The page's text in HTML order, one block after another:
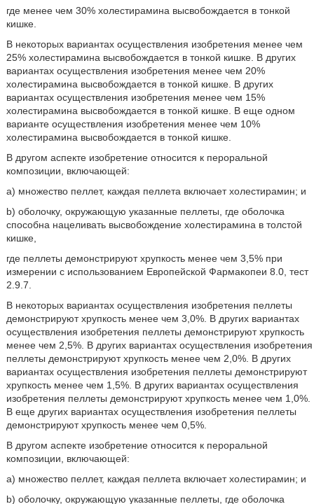
где менее чем 30% холестирамина высвобождается в тонкой
кишке.
В некоторых вариантах осуществления изобретения менее чем
25% холестирамина высвобождается в тонкой кишке. В других
вариантах осуществления изобретения менее чем 20%
холестирамина высвобождается в тонкой кишке. В других
вариантах осуществления изобретения менее чем 15%
холестирамина высвобождается в тонкой кишке. В еще одном
варианте осуществления изобретения менее чем 10%
холестирамина высвобождается в тонкой кишке.
В другом аспекте изобретение относится к пероральной
композиции, включающей:
a) множество пеллет, каждая пеллета включает холестирамин; и
b) оболочку, окружающую указанные пеллеты, где оболочка
способна нацеливать высвобождение холестирамина в толстой
кишке,
где пеллеты демонстрируют хрупкость менее чем 3,5% при
измерении с использованием Европейской Фармакопеи 8.0, тест
2.9.7.
В некоторых вариантах осуществления изобретения пеллеты
демонстрируют хрупкость менее чем 3,0%. В других вариантах
осуществления изобретения пеллеты демонстрируют хрупкость
менее чем 2,5%. В других вариантах осуществления изобретения
пеллеты демонстрируют хрупкость менее чем 2,0%. В других
вариантах осуществления изобретения пеллеты демонстрируют
хрупкость менее чем 1,5%. В других вариантах осуществления
изобретения пеллеты демонстрируют хрупкость менее чем 1,0%.
В еще других вариантах осуществления изобретения пеллеты
демонстрируют хрупкость менее чем 0,5%.
В другом аспекте изобретение относится к пероральной
композиции, включающей:
a) множество пеллет, каждая пеллета включает холестирамин; и
b) оболочку, окружающую указанные пеллеты, где оболочка